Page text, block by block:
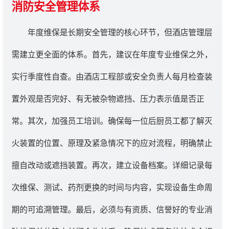
消防安全管理体系
年度维保是长期安全管理的核心环节，但酒店管理层
需建立更全面的体系。首先，建议在年度专业维保之外，
实行季度性自查。由酒店工程部或安全负责人每月检查装
置外观是否完好、有无被杂物遮挡、压力表示值是否正
常。其次，加强员工培训。确保每一位后厨员工都了解灭
火装置的位置、原理及紧急情况下的应对流程，明确禁止
擅自改动或遮挡装置。再次，建立设备档案。详细记录每
次维保、测试、药剂更换的时间与内容，实现设备生命周
期的可追溯管理。最后，必须与有资质、信誉好的专业消